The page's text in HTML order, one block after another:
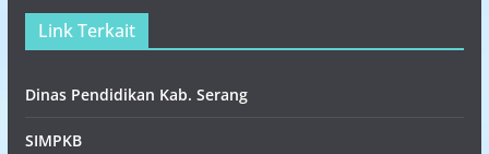
Link Terkait
Dinas Pendidikan Kab. Serang
SIMPKB